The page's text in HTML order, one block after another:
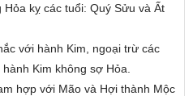
Hỏa kỵ các tuổi: Quý Sửu và Ất
với hành Kim, ngoại trừ các
Kim không sợ Hỏa.
hợp với Mão và Hợi thành Mộc